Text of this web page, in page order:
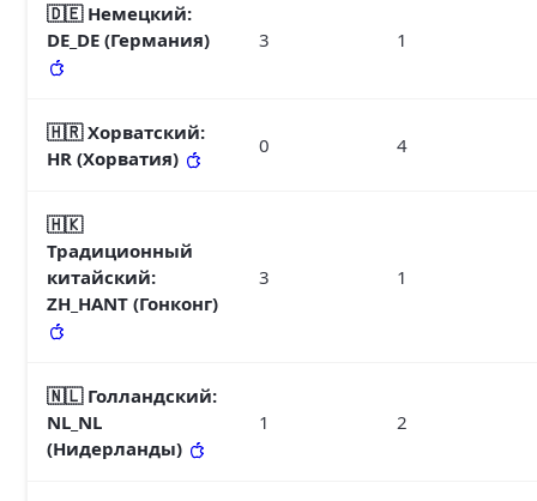
🇩🇪 Немецкий:
DE_DE (Германия)
3 1
🇭🇷 Хорватский:
HR (Хорватия)
0 4
🇭🇰
Традиционный
китайский:
ZH_HANT (Гонконг)
3 1
🇳🇱 Голландский:
NL_NL
(Нидерланды)
1 2